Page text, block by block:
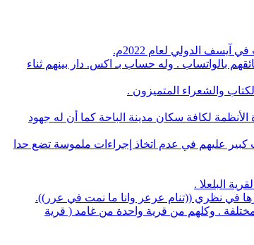
بالواتساب . وله حساب بـ اكس. دار بينهم ثناء
والشعراء المتميزون .
لكافة سكان مدينة الباحة كما أن له جهود
عليهم في عدم اتخاذ إجراءات ملموسة تضع حدا
في نظري ((تنام عرعر وانا ما نمت في عرر)).
الدكتوراه في عدة تخصصات وعدد 14 استشاري طب و32 طبيب في تخصصات مختلفة . وكلهم من قرية واحدة من غامد ( قرية